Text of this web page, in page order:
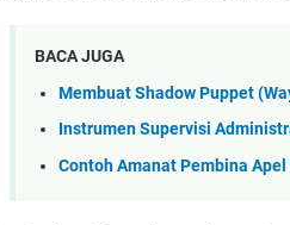
BACA JUGA
Membuat Shadow Puppet
Instrumen Supervisi
Contoh Amanat Pembina